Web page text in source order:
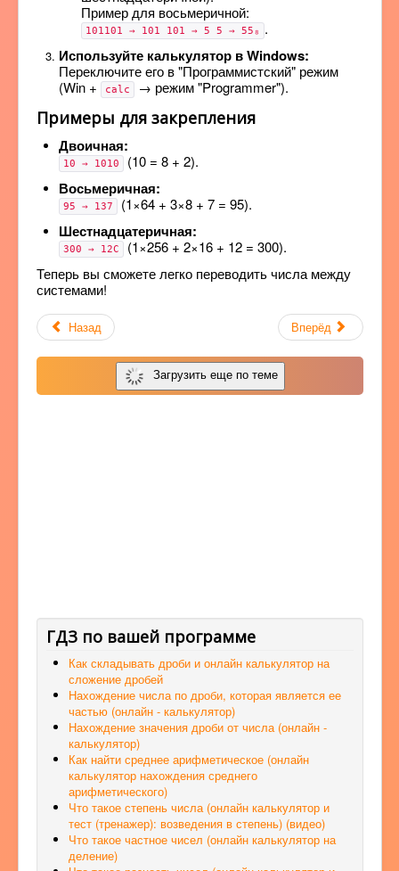
Пример для восьмеричной:
101101 → 101 101 → 5 5 → 55₈ .
Используйте калькулятор в Windows:
Переключите его в "Программистский" режим
(Win +
calc → режим "Programmer").
Примеры для закрепления
Двоичная:
10 → 1010 (10 = 8 + 2).
Восьмеричная:
95 → 137 (1×64 + 3×8 + 7 = 95).
Шестнадцатеричная:
300 → 12C
(1×256 + 2×16 + 12 = 300).
Теперь вы сможете легко переводить числа между
системами!
Назад Вперёд
Загрузить еще по теме
ГДЗ по вашей программе
Как складывать дроби и онлайн калькулятор на
сложение дробей
Нахождение числа по дроби, которая является ее
частью (онлайн - калькулятор)
Нахождение значения дроби от числа (онлайн -
калькулятор)
Как найти среднее арифметическое (онлайн
калькулятор нахождения среднего
арифметического)
Что такое степень числа (онлайн калькулятор и
тест (тренажер): возведения в степень) (видео)
Что такое частное чисел (онлайн калькулятор на
деление)